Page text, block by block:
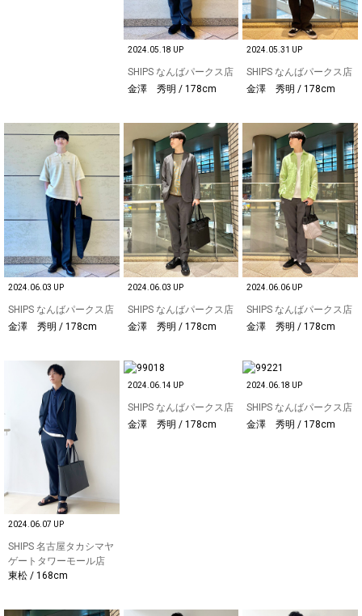
2024.05.18 UP
SHIPS なんばパークス店
金澤 秀明 / 178cm
2024.05.31 UP
SHIPS なんばパークス店
金澤 秀明 / 178cm
2024.06.03 UP
SHIPS なんばパークス店
金澤 秀明 / 178cm
2024.06.03 UP
SHIPS なんばパークス店
金澤 秀明 / 178cm
2024.06.06 UP
SHIPS なんばパークス店
金澤 秀明 / 178cm
2024.06.07 UP
SHIPS 名古屋タカシマヤ
ゲートタワーモール店
東松 / 168cm
2024.06.14 UP
SHIPS なんばパークス店
金澤 秀明 / 178cm
2024.06.18 UP
SHIPS なんばパークス店
金澤 秀明 / 178cm